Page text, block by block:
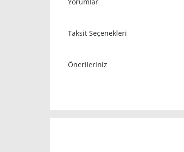
Taksit Seçenekleri
Önerileriniz